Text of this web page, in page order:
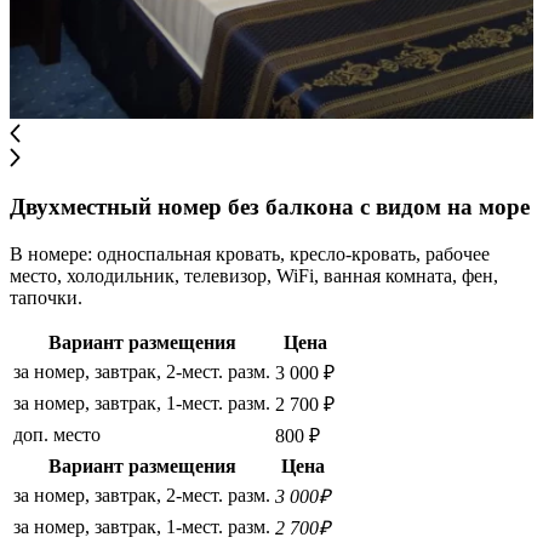
Двухместный номер без балкона с видом на море
В номере: односпальная кровать, кресло-кровать, рабочее
место, холодильник, телевизор, WiFi, ванная комната, фен,
тапочки.
Вариант размещения
Цена
за номер, завтрак, 2-мест. разм. 3 000 ₽
за номер, завтрак, 1-мест. разм. 2 700 ₽
доп. место
800 ₽
Вариант размещения
Цена
за номер, завтрак, 2-мест. разм. 3 000₽
за номер, завтрак, 1-мест. разм. 2 700₽